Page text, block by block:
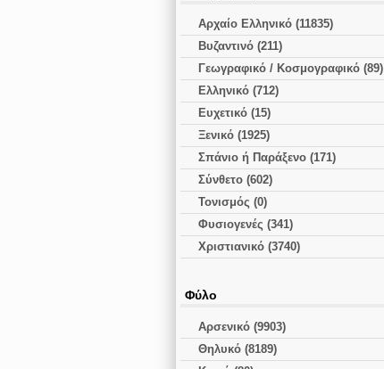
Αρχαίο Ελληνικό (11835)
Βυζαντινό (211)
Γεωγραφικό / Κοσμογραφικό (89)
Ελληνικό (712)
Ευχετικό (15)
Ξενικό (1925)
Σπάνιο ή Παράξενο (171)
Σύνθετο (602)
Τονισμός (0)
Φυσιογενές (341)
Χριστιανικό (3740)
Φύλο
Αρσενικό (9903)
Θηλυκό (8189)